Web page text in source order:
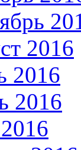
2016
2016
2016